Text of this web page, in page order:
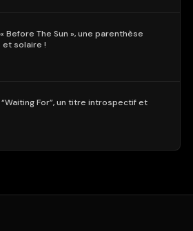
Before The Sun », une parenthèse
solaire !
“Waiting For”, un titre introspectif et